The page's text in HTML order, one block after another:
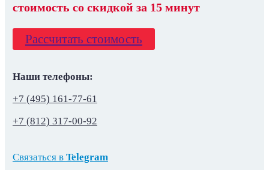
стоимость со скидкой за 15 минут
Рассчитать стоимость
Наши телефоны:
+7 (495) 161-77-61
+7 (812) 317-00-92
Связаться в Telegram